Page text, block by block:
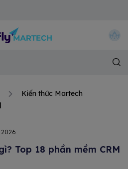
Kiến thức Martech
2026
Top 18 phần mềm CRM